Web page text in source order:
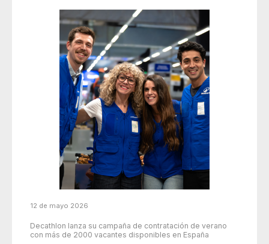
12 de mayo 2026
Decathlon lanza su campaña de contratación de verano
con más de 2000 vacantes disponibles en España